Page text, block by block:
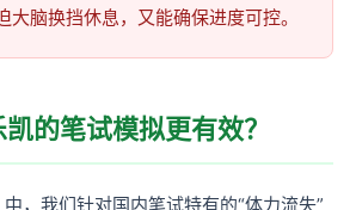
大脑换挡休息，又能确保进度可控。
的笔试模拟更有效？
中，我们针对国内笔试特有的“体力流失”